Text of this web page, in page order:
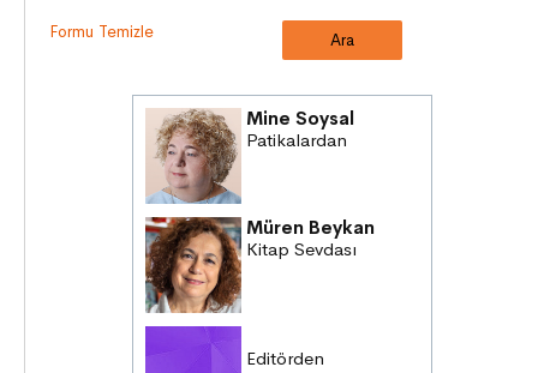
Formu Temizle
Mine Soysal
Patikalardan
Müren Beykan
Kitap Sevdası
Editörden